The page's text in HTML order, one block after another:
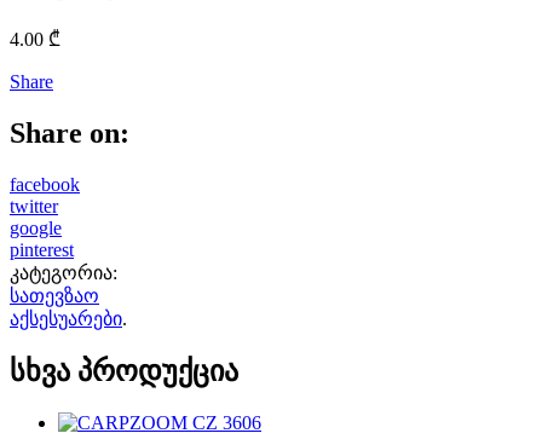
4.00 ₾
Share
Share on:
facebook
twitter
google
pinterest
კატეგორია:
სათევზაო
აქსესუარები.
სხვა პროდუქცია